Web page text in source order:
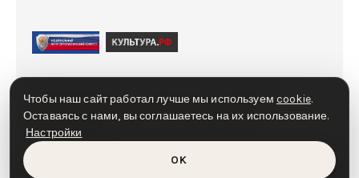
Гарантии безопасности
Пользовательское соглашение
Политика конфиденциальности
Политика cookies
Доступная среда
Чтобы наш сайт работал лучше мы используемcookie.
Оставаясь с нами, вы соглашаетесь на их использование.
Настройки
OK